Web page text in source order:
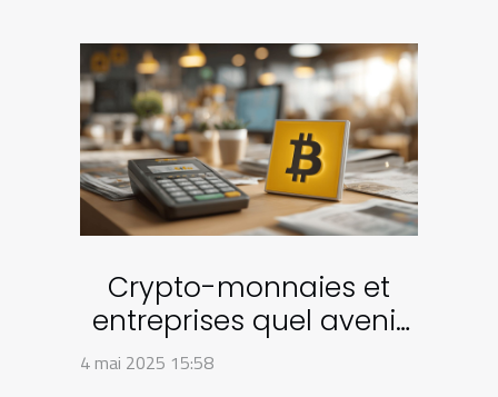
Crypto-monnaies et
entreprises quel avenir
pour les paiements
4 mai 2025 15:58